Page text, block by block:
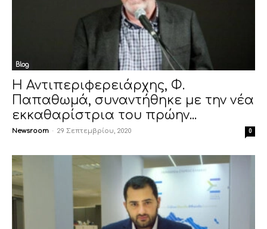
Blog
Η Αντιπεριφερειάρχης, Φ.
Παπαθωμά, συναντήθηκε με την νέα
εκκαθαρίστρια του πρώην...
Newsroom - 29 Σεπτεμβρίου, 2020 0